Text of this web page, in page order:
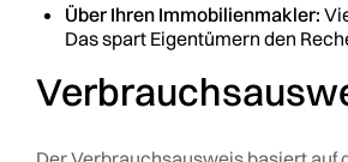
Über Ihren Immobilienmakler:
Das spart Eigentümern den